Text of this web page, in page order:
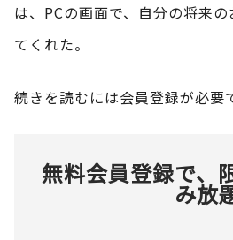
は、PCの画面で、自分の将来
てくれた。
続きを読むには会員登録が必要
無料会員登録で、
み放